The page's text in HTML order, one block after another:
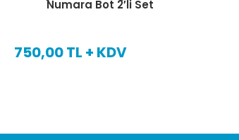
Bot 2′li Set
750,00 TL + KDV